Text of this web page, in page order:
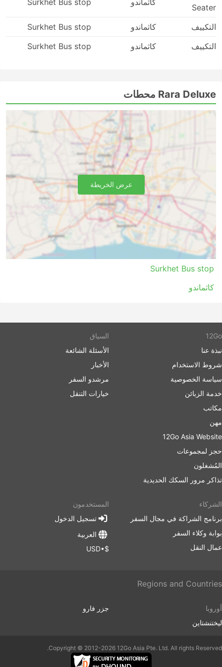
Seater
كاثماندو Surkhet Bus stop
التكييف كاثماندو
Surkhet Bus stop
التكييف
كاثماندو Surkhet Bus stop
Rara Deluxe محطات
Surkhet Bus stop
كاثماندو
عرض الخريطة
12Go
نبذة عنا
شروط الاستخدام
سياسة الخصوصية
خدمة الزبائن
مكاتب
مهن
12Go Asia Website
حجز لمجموعات
المُشغلون
تذاكر مرور السكك الحديدية
السياق
الأسئلة الشائعة
الأخبار
مرشدو السفر
خيارات التنقل
الشركاء
برنامج الشراكة في مجال السفر
بوابة وكلاء السفر
عمال النقل
المستخدمون
تسجيل الدخول
العربية
$•USD
Regions and Countries
أوروبا
ليختنشتاين
جزر فارو
Copyright © 2012-2026 12Go Asia Pte. Ltd. All rights Reserved.